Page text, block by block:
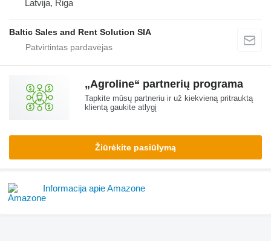
Latvija, Riga
Baltic Sales and Rent Solution SIA
„Agroline“ partnerių programa
Tapkite mūsų partneriu ir už kiekvieną pritrauktą
klientą gaukite atlygį
Žiūrėkite pasiūlymą
Informacija apie Amazone